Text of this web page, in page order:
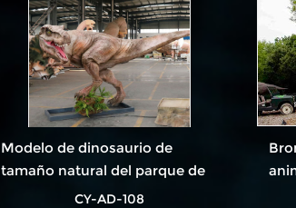
Modelo de dinosaurio de
tamaño natural del parque de
atraccionesCY-AD-108